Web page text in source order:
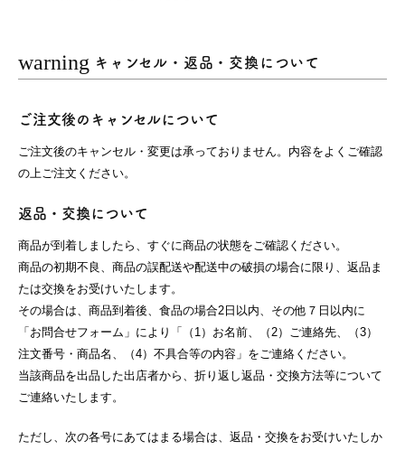
warning キャンセル・返品・交換について
ご注文後のキャンセルについて
ご注文後のキャンセル・変更は承っておりません。内容をよくご確認
の上ご注文ください。
返品・交換について
商品が到着しましたら、すぐに商品の状態をご確認ください。
商品の初期不良、商品の誤配送や配送中の破損の場合に限り、返品ま
たは交換をお受けいたします。
その場合は、商品到着後、食品の場合2日以内、その他７日以内に
「お問合せフォーム」により「（1）お名前、（2）ご連絡先、（3）
注文番号・商品名、（4）不具合等の内容」をご連絡ください。
当該商品を出品した出店者から、折り返し返品・交換方法等について
ご連絡いたします。
ただし、次の各号にあてはまる場合は、返品・交換をお受けいたしか